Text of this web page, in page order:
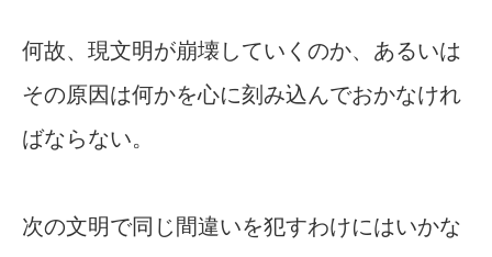
何故、現文明が崩壊していくのか、あるいは
その原因は何かを心に刻み込んでおかなけれ
ばならない。
次の文明で同じ間違いを犯すわけにはいかな